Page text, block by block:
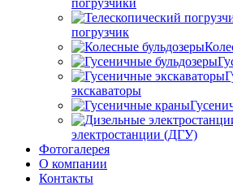
погрузчики
погрузчик
экскаваторы
электростанции (ДГУ)
Фотогалерея
О компании
Контакты